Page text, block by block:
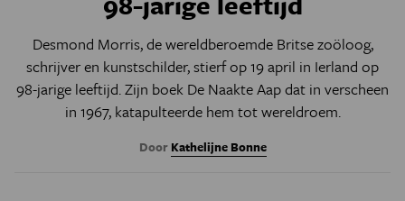
Desmond Morris, de wereldberoemde Britse zoöloog,
schrijver en kunstschilder, stierf op 19 april in Ierland op
98-jarige leeftijd. Zijn boek De Naakte Aap dat in verscheen
in 1967, katapulteerde hem tot wereldroem.
Door Kathelijne Bonne